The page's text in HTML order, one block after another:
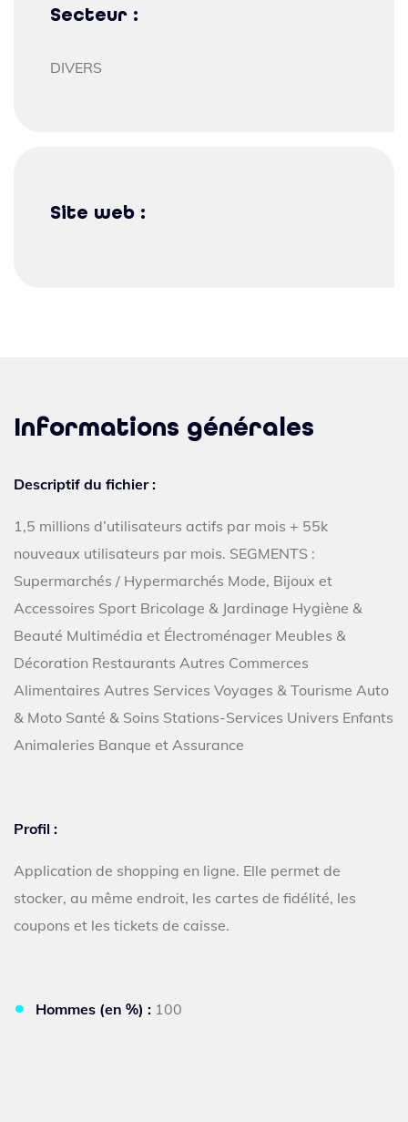
Secteur :
DIVERS
Site web :
Informations générales
Descriptif du fichier :
1,5 millions d’utilisateurs actifs par mois + 55k
nouveaux utilisateurs par mois. SEGMENTS :
Supermarchés / Hypermarchés Mode, Bijoux et
Accessoires Sport Bricolage & Jardinage Hygiène &
Beauté Multimédia et Électroménager Meubles &
Décoration Restaurants Autres Commerces
Alimentaires Autres Services Voyages & Tourisme Auto
& Moto Santé & Soins Stations-Services Univers Enfants
Animaleries Banque et Assurance
Profil :
Application de shopping en ligne. Elle permet de
stocker, au même endroit, les cartes de fidélité, les
coupons et les tickets de caisse.
Hommes (en %) : 100